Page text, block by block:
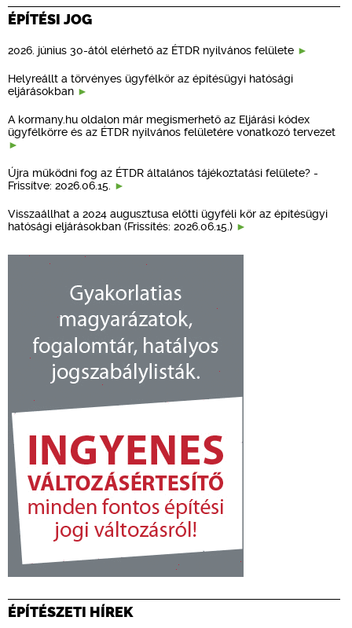
ÉPÍTÉSI JOG
2026. június 30-ától elérhető az ÉTDR nyilvános felülete
Helyreállt a törvényes ügyfélkör az építésügyi hatósági
eljárásokban
A kormany.hu oldalon már megismerhető az Eljárási kódex
ügyfélkörre és az ÉTDR nyilvános felületére vonatkozó tervezet
Újra működni fog az ÉTDR általános tájékoztatási felülete? -
Frissítve: 2026.06.15.
Visszaállhat a 2024 augusztusa előtti ügyféli kör az építésügyi
hatósági eljárásokban (Frissítés: 2026.06.15.)
ÉPÍTÉSZETI HÍREK